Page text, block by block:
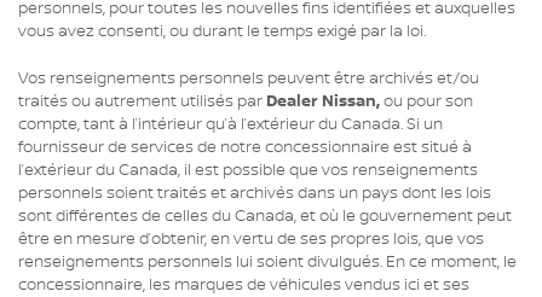
personnels, pour toutes les nouvelles fins identifiées et auxquelles
vous avez consenti, ou durant le temps exigé par la loi.
Vos renseignements personnels peuvent être archivés et/ou
traités ou autrement utilisés par Dealer Nissan,ou pour son
compte, tant à l’intérieur qu’à l’extérieur du Canada. Si un
fournisseur de services de notre concessionnaire est situé à
l’extérieur du Canada, il est possible que vos renseignements
personnels soient traités et archivés dans un pays dont les lois
sont différentes de celles du Canada, et où le gouvernement peut
être en mesure d’obtenir, en vertu de ses propres lois, que vos
renseignements personnels lui soient divulgués. En ce moment, le
concessionnaire, les marques de véhicules vendus ici et ses